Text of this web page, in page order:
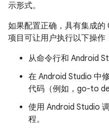
示形式。
如果配置正确，具有集成的
项目可让用户执行以下操作
从命令行和 Android
在 Android Studio 中
代码（例如，go-to
使用 Android Studio
程。